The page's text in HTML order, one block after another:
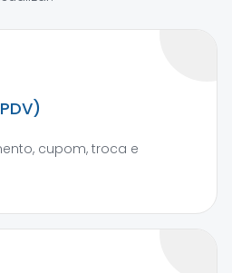
cupom, troca e